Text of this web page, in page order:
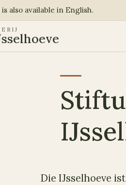
also available in English.
Die IJsselhoeve